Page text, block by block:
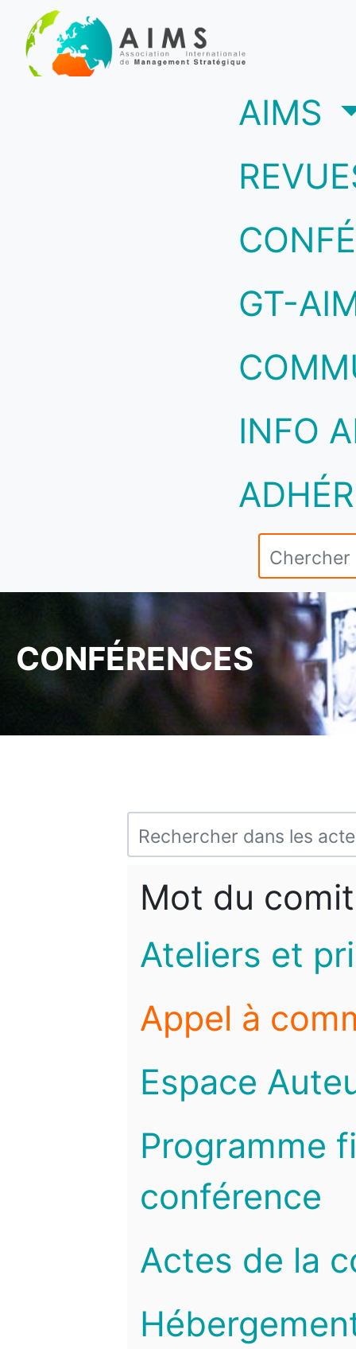
AIMS
GT-
INFO
CONFÉRENCES
Mot du
Ateliers et
Appel à
Espace
Programme
conférence
Actes de la